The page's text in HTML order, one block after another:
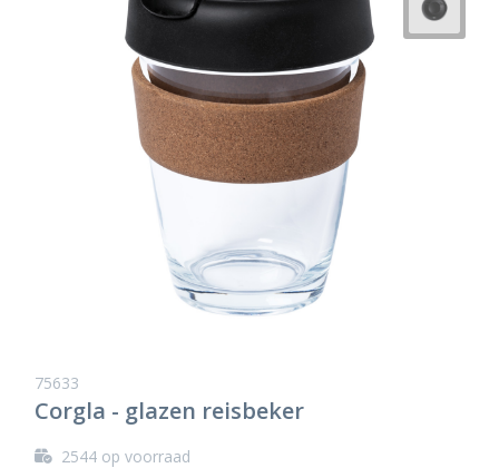
75633
Corgla - glazen reisbeker
2544op voorraad